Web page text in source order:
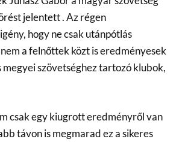
jelentett . Az régen
hogy ne csak utánpótlás
a felnőttek közt is eredményesek
megyei szövetséghez tartozó klubok,
csak egy kiugrott eredményről van
távon is megmarad ez a sikeres